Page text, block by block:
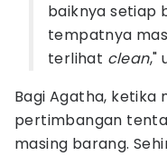
baiknya setiap
tempatnya
terlihat clean,"
Bagi Agatha, ketika
pertimbangan
masing barang.